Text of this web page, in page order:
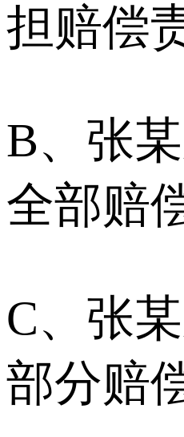
担赔偿
B、张
全部赔
C、张
部分赔